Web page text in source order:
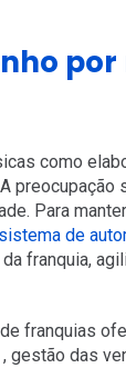
por
como
preocupação
Para
sistema de
franquia,
franquias
das